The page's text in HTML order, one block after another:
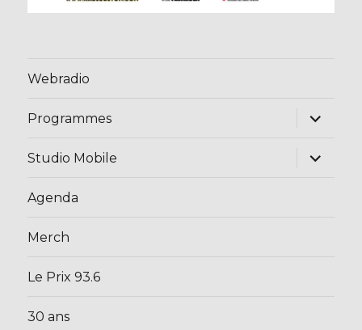
Webradio
Programmes
ouvrir
menu
Studio Mobile
ouvrir
Agenda
Merch
Le Prix 93.6
30 ans